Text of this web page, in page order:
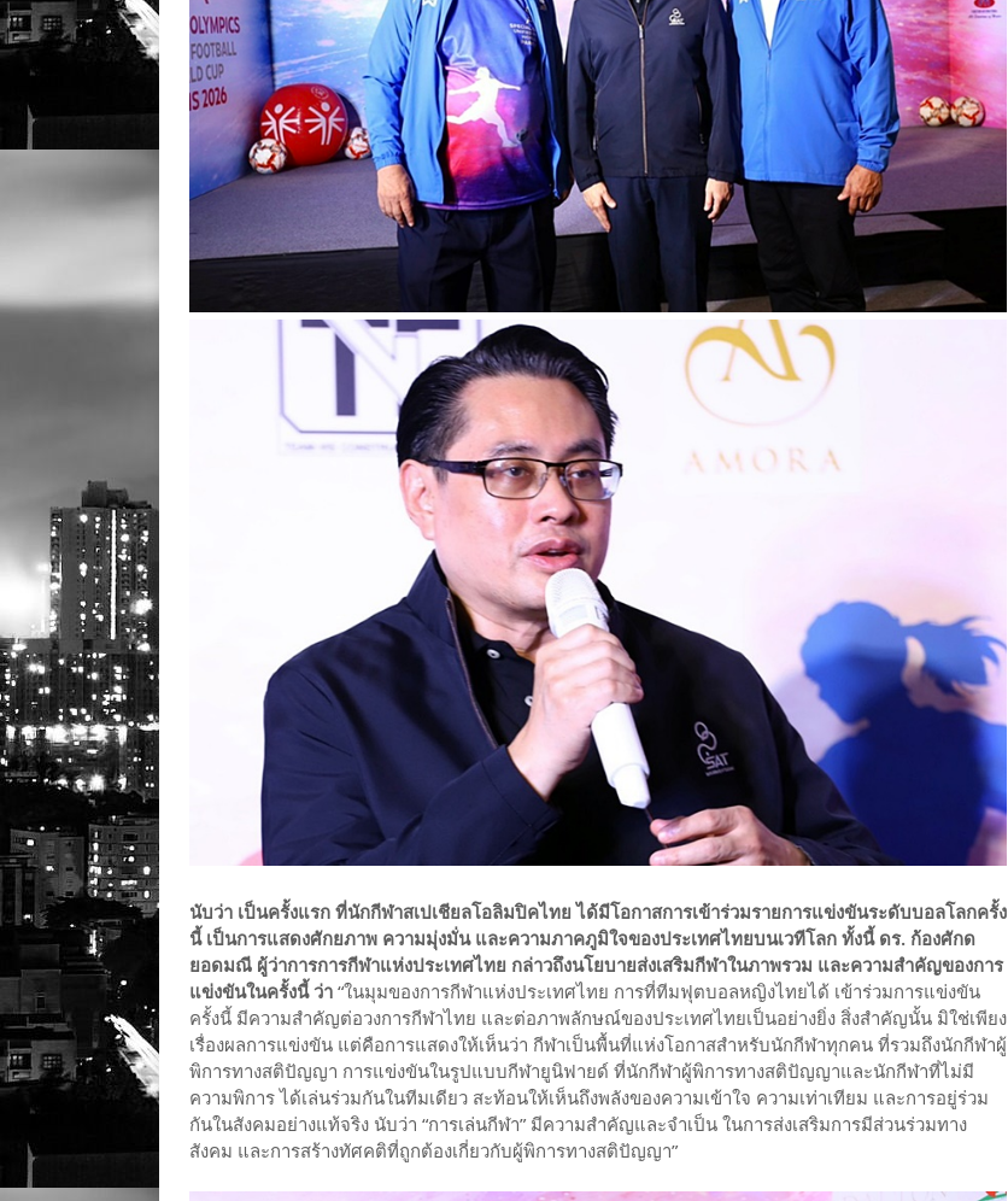
นับว่า เป็นครั้งแรก ที่นักกีฬาสเปเชียลโอลิมปิคไทย ได้มีโอกาสการเข้าร่วมรายการแข่งขันระดับบอลโลกครั้ง
นี้ เป็นการแสดงศักยภาพ ความมุ่งมั่น และความภาคภูมิใจของประเทศไทยบนเวทีโลก ทั้งนี้ ดร. ก้องศักด
ยอดมณี ผู้ว่าการการกีฬาแห่งประเทศไทย กล่าวถึงนโยบายส่งเสริมกีฬาในภาพรวม และความสำคัญของการ
แข่งขันในครั้งนี้ ว่า “ในมุมของการกีฬาแห่งประเทศไทย การที่ทีมฟุตบอลหญิงไทยได้ เข้าร่วมการแข่งขัน
ครั้งนี้ มีความสำคัญต่อวงการกีฬาไทย และต่อภาพลักษณ์ของประเทศไทยเป็นอย่างยิ่ง สิ่งสำคัญนั้น มิใช่เพียง
เรื่องผลการแข่งขัน แต่คือการแสดงให้เห็นว่า กีฬาเป็นพื้นที่แห่งโอกาสสำหรับนักกีฬาทุกคน ที่รวมถึงนักกีฬาผู้
พิการทางสติปัญญา การแข่งขันในรูปแบบกีฬายูนิฟายด์ ที่นักกีฬาผู้พิการทางสติปัญญาและนักกีฬาที่ไม่มี
ความพิการ ได้เล่นร่วมกันในทีมเดียว สะท้อนให้เห็นถึงพลังของความเข้าใจ ความเท่าเทียม และการอยู่ร่วม
กันในสังคมอย่างแท้จริง นับว่า “การเล่นกีฬา” มีความสำคัญและจำเป็น ในการส่งเสริมการมีส่วนร่วมทาง
สังคม และการสร้างทัศคติที่ถูกต้องเกี่ยวกับผู้พิการทางสติปัญญา”